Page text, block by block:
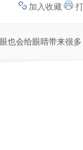
加入收藏
也会给眼睛带来很